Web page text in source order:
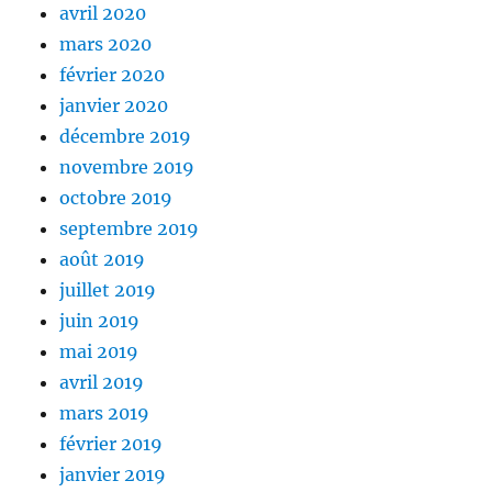
avril 2020
mars 2020
février 2020
janvier 2020
décembre 2019
novembre 2019
octobre 2019
septembre 2019
août 2019
juillet 2019
juin 2019
mai 2019
avril 2019
mars 2019
février 2019
janvier 2019